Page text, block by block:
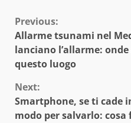
Continue
Reading
Previous:
Allarme tsunami nel
lanciano l’allarme:
questo luogo
Next:
Smartphone, se ti cade
modo per salvarlo: cosa